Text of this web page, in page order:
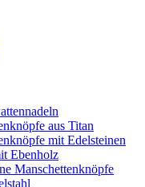
aus Titan
mit Edelsteinen
Ebenholz
Manschettenknöpfe